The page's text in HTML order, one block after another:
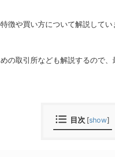
徴や買い方について解説してい
の取引所なども解説するので
目次 [show]